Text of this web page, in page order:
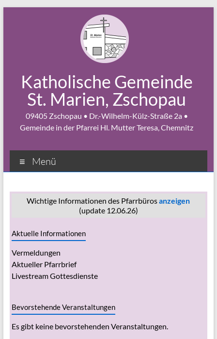
Katholische Gemeinde
St. Marien, Zschopau
09405 Zschopau • Dr.-Wilhelm-Külz-Straße 2a •
Gemeinde in der Pfarrei Hl. Mutter Teresa, Chemnitz
Menü
Wichtige Informationen des Pfarrbürosanzeigen
(update 12.06.26)
Aktuelle Informationen
Vermeldungen
Aktueller Pfarrbrief
Livestream Gottesdienste
Bevorstehende Veranstaltungen
Es gibt keine bevorstehenden Veranstaltungen.